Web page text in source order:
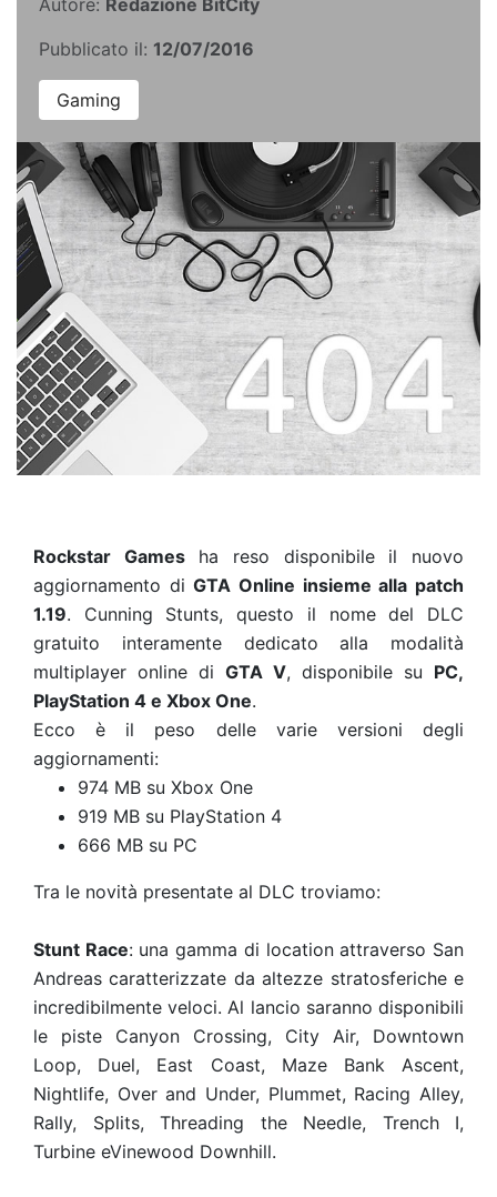
Autore: Redazione BitCity
Pubblicato il: 12/07/2016
Gaming
Rockstar Gamesha reso disponibile il nuovo
aggiornamento diGTA Online insieme alla patch
1.19. Cunning Stunts, questo il nome del DLC
gratuito interamente dedicato alla modalità
multiplayer online di GTA V, disponibile su PC,
PlayStation 4 e Xbox One.
Ecco è il peso delle varie versioni degli
aggiornamenti:
974 MB su Xbox One
919 MB su PlayStation 4
666 MB su PC
Tra le novità presentate al DLC troviamo:
Stunt Race: una gamma di location attraverso San
Andreas caratterizzate da altezze stratosferiche e
incredibilmente veloci. Al lancio saranno disponibili
le piste Canyon Crossing, City Air, Downtown
Loop, Duel, East Coast, Maze Bank Ascent,
Nightlife, Over and Under, Plummet, Racing Alley,
Rally, Splits, Threading the Needle, Trench I,
Turbine eVinewood Downhill.